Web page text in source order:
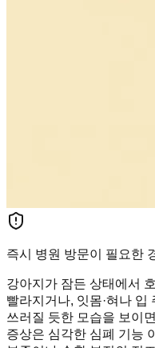
즉시 병원 방문이 필요한
강아지가 잠든 상태에서
빨라지거나, 잇몸·혀나 입
쓰러질 듯한 모습을 보이
증상은 심각한 심폐 기능